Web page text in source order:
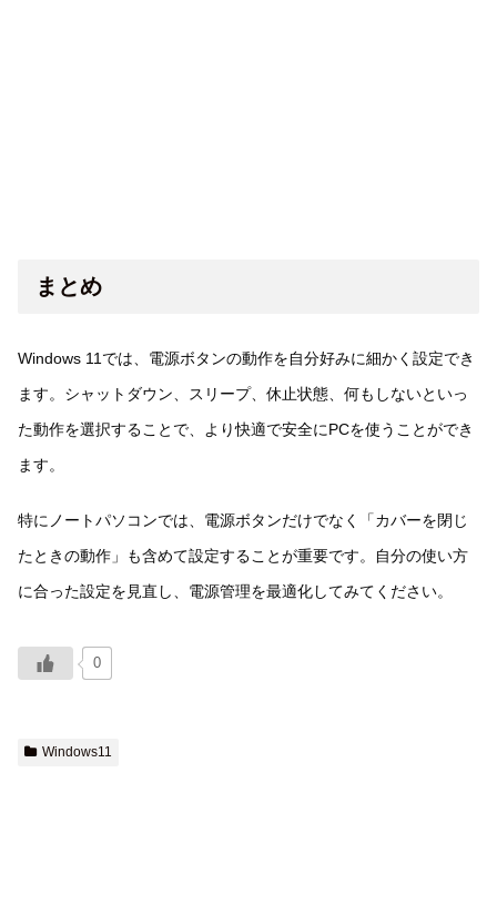
まとめ
Windows 11では、電源ボタンの動作を自分好みに細かく設定でき
ます。シャットダウン、スリープ、休止状態、何もしないといっ
た動作を選択することで、より快適で安全にPCを使うことができ
ます。
特にノートパソコンでは、電源ボタンだけでなく「カバーを閉じ
たときの動作」も含めて設定することが重要です。自分の使い方
に合った設定を見直し、電源管理を最適化してみてください。
0
Windows11